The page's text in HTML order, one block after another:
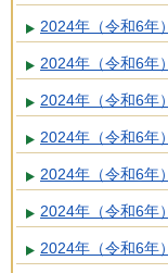
2024年（令和6年
2024年（令和6年
2024年（令和6年
2024年（令和6年
2024年（令和6年
2024年（令和6年
2024年（令和6年